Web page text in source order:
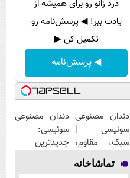
درد زانو رو برای همیشه از
یادت ببر! ◀ پرسش‌نامه رو
تکمیل کن ▶
◀ پرسش‌نامه
دندان مصنوعی
سوئیسی |
سبک، مقاوم،
طبیعی! ویزیت
رایگان+پرداخت
دندان مصنوعی
سوئیسی:
جدیدترین
تماشاخانه